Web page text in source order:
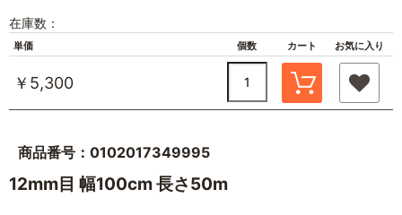
在庫数：
単価 個数 カート お気に入り
￥5,300
商品番号：0102017349995
12mm目 幅100cm 長さ50m